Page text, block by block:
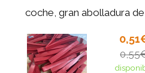
coche, gran abolladura